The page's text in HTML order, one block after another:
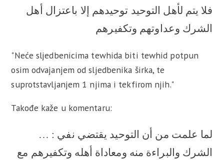
فلا يتم لأهل التوحيد توحيدهم إلا باعتزال أهل
الشرك وعداوتهم وتكفيرهم
"Neće sljedbenicima tewhida biti tewhid potpun
osim odvajanjem od sljedbenika širka, te
suprotstavljanjem 1 njima i tekfirom njih."
Takođe kaže u komentaru:
… : لما علمت من أن التوحيد يقتضي نفي
الشرك والبراءة منه ومعاداة أهله وتكفيرهم مع